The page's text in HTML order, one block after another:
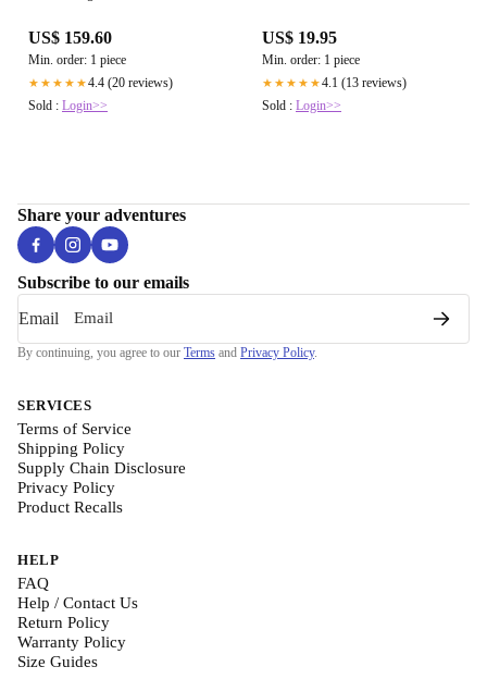
US$ 159.60
Min. order: 1 piece
★★★★★4.4 (20 reviews)
Sold : Login>>
US$ 19.95
Min. order: 1 piece
★★★★★4.1 (13 reviews)
Sold : Login>>
Share your adventures
Subscribe to our emails
Email
By continuing, you agree to our Terms and Privacy Policy.
SERVICES
Terms of Service
Shipping Policy
Supply Chain Disclosure
Privacy Policy
Product Recalls
HELP
FAQ
Help / Contact Us
Return Policy
Warranty Policy
Size Guides